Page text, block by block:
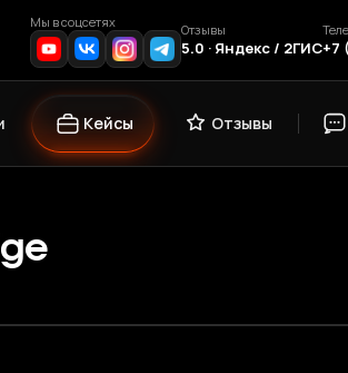
Мы в соцсетях Отзывы
5.0 · Яндекс / 2ГИС+7
Кейсы Отзывы